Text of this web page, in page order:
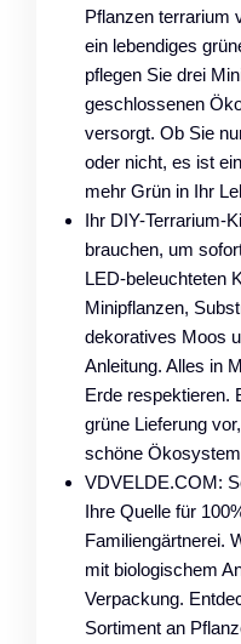
Pflanzen terrarium
ein lebendiges
pflegen Sie drei
geschlossenen
versorgt. Ob Sie
oder nicht, es ist
mehr Grün in Ihr
Ihr DIY-Terrarium-
brauchen, um
LED-beleuchteten
Minipflanzen,
dekoratives Moos
Anleitung. Alles in
Erde respektieren.
grüne Lieferung
schöne
VDVELDE.COM:
Ihre Quelle für
Familiengärtnerei.
mit biologischem
Verpackung.
Sortiment an